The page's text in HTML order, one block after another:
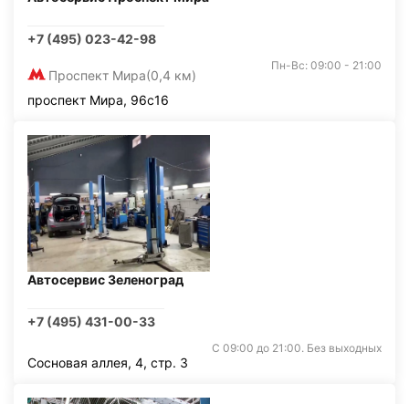
+7 (495) 023-42-98
Проспект Мира(0,4 км)
Пн-Вс: 09:00 - 21:00
проспект Мира, 96с16
Автосервис Зеленоград
+7 (495) 431-00-33
С 09:00 до 21:00. Без выходных
Сосновая аллея, 4, стр. 3